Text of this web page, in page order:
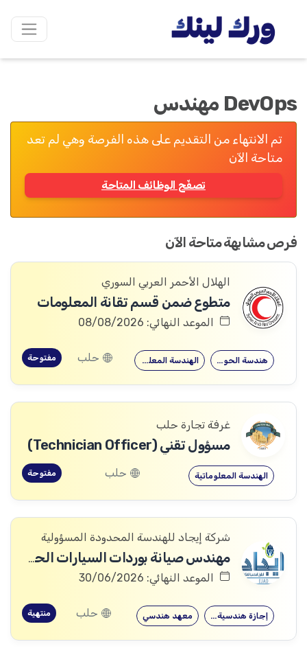
DevOps مهندس
تم الانتهاء من التقديم على هذه الفرصة وهي لم تعد
متاحة الآن
تصفّح الوظائف المتاحة
فرص مشابهة متاحة الآن
الهلال الأحمر العربي السوري
متطوع ضمن قسم تقانة المعلومات
الموعد النهائي: 08/08/2026
الهندسة المعلوماتية هندسة الحواسيب حلب مفتوحة
غرفة تجارة حلب
مسؤول تقني (Technician Officer)
الهندسة المعلوماتية حلب مفتوحة
شركة إيجاد للهندسة المحدودة المسؤولية
مهندس صيانة بوردات السيارات الحديثة
الموعد النهائي: 30/06/2026
معهد هندسي إجازة هندسية… حلب منتهية